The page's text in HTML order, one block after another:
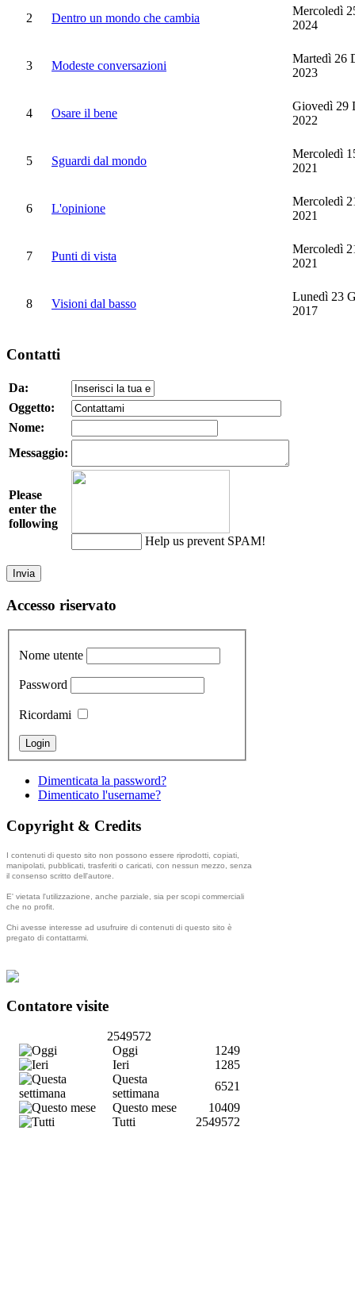
2 Dentro un mondo che cambia
Mercoledì
2024
3 Modeste conversazioni
Martedì 26
2023
4 Osare il bene
Giovedì 29
2022
5 Sguardi dal mondo
Mercoledì
2021
6 L'opinione
Mercoledì
2021
7 Punti di vista
Mercoledì
2021
8 Visioni dal basso
Lunedì 23
2017
Contatti
Da:
Oggetto:
Nome:
Messaggio:
Please
enter the
following
Help us prevent SPAM!
Accesso riservato
Nome utente
Password
Ricordami
Dimenticata la password?
Dimenticato l'username?
Copyright & Credits
I contenuti di questo sito non possono essere riprodotti, copiati,
manipolati, pubblicati, trasferiti o caricati, con nessun mezzo, senza
il consenso scritto dell'autore.
E' vietata l'utilizzazione, anche parziale, sia per scopi commerciali
che no profit.
Chi avesse interesse ad usufruire di contenuti di questo sito è
pregato di contattarmi.
Contatore visite
2549572
Oggi
1249
Ieri
1285
Questa
settimana
6521
Questo mese
10409
Tutti
2549572